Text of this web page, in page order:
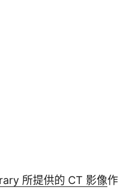
所提供的 CT 影像作